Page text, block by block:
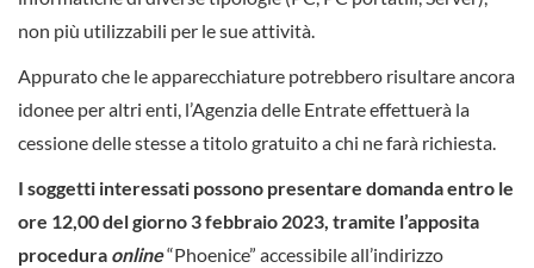
non più utilizzabili per le sue attività.
Appurato che le apparecchiature potrebbero risultare ancora
idonee per altri enti, l’Agenzia delle Entrate effettuerà la
cessione delle stesse a titolo gratuito a chi ne farà richiesta.
I soggetti interessati possono presentare domanda entro le
ore 12,00 del giorno 3 febbraio 2023, tramite l’apposita
procedura online“Phoenice” accessibile all’indirizzo